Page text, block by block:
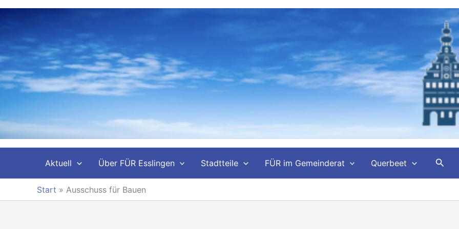
Zum
Aktuell Über FÜR Esslingen Stadtteile FÜR im Gemeinderat Querbeet
Start » Ausschuss für Bauen